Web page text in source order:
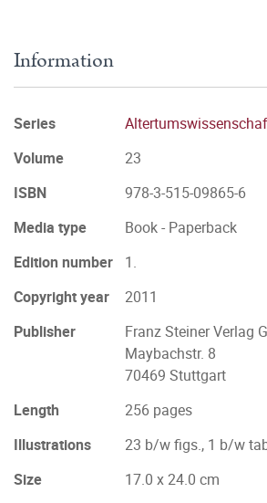
Information
Series
Volume
23
ISBN
978-3-515-09865-6
Media type
Book - Paperback
Edition number
1.
Copyright year
2011
Publisher
Franz Steiner Verlag
Maybachstr. 8
70469 Stuttgart
Length
256 pages
Illustrations
23 b/w figs., 1 b/w
Size
17.0 x 24.0 cm